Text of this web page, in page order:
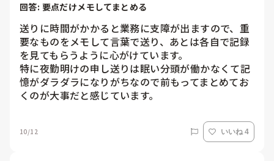
回答: 要点だけメモしてまとめる
送りに時間がかかると業務に支障が出ますので、重
要なものをメモして言葉で送り、あとは各自で記録
を見てもらうように心がけています。
特に夜勤明けの申し送りは眠い分頭が働かなくて記
憶がダラダラになりがちなので前もってまとめてお
くのが大事だと感じています。
10/12 いいね 4